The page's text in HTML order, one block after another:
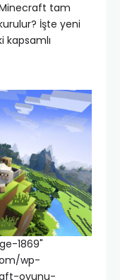
tam
İşte yeni
kapsamlı
1869"
wp-
oyunu-